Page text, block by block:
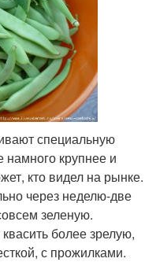
специальную
крупнее и
кто видел на рынке.
через неделю-две
зеленую.
более зрелую,
с прожилками.